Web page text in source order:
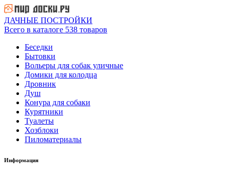
ДАЧНЫЕ ПОСТРОЙКИ
Всего в каталоге 538 товаров
Беседки
Бытовки
Вольеры для собак уличные
Домики для колодца
Дровник
Душ
Конура для собаки
Курятники
Туалеты
Хозблоки
Пиломатериалы
Информация